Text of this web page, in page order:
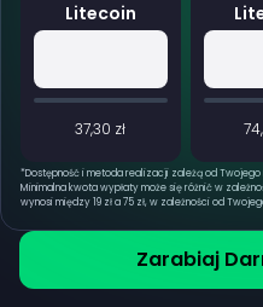
Zarabiaj
Litecoin
37,30 zł
*Dostępność i metoda realizacji zależą od
Minimalna kwota wypłaty może się różnić w
wynosi między 19 zł a 75 zł, w zależności od